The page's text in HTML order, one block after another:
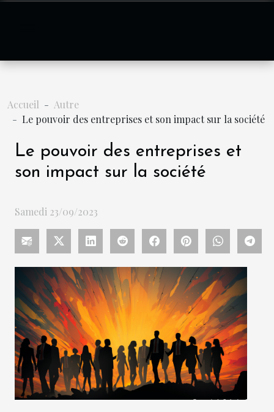
Accueil
Autre
Le pouvoir des entreprises et son impact sur la société
Le pouvoir des entreprises et
son impact sur la société
Samedi 23/09/2023